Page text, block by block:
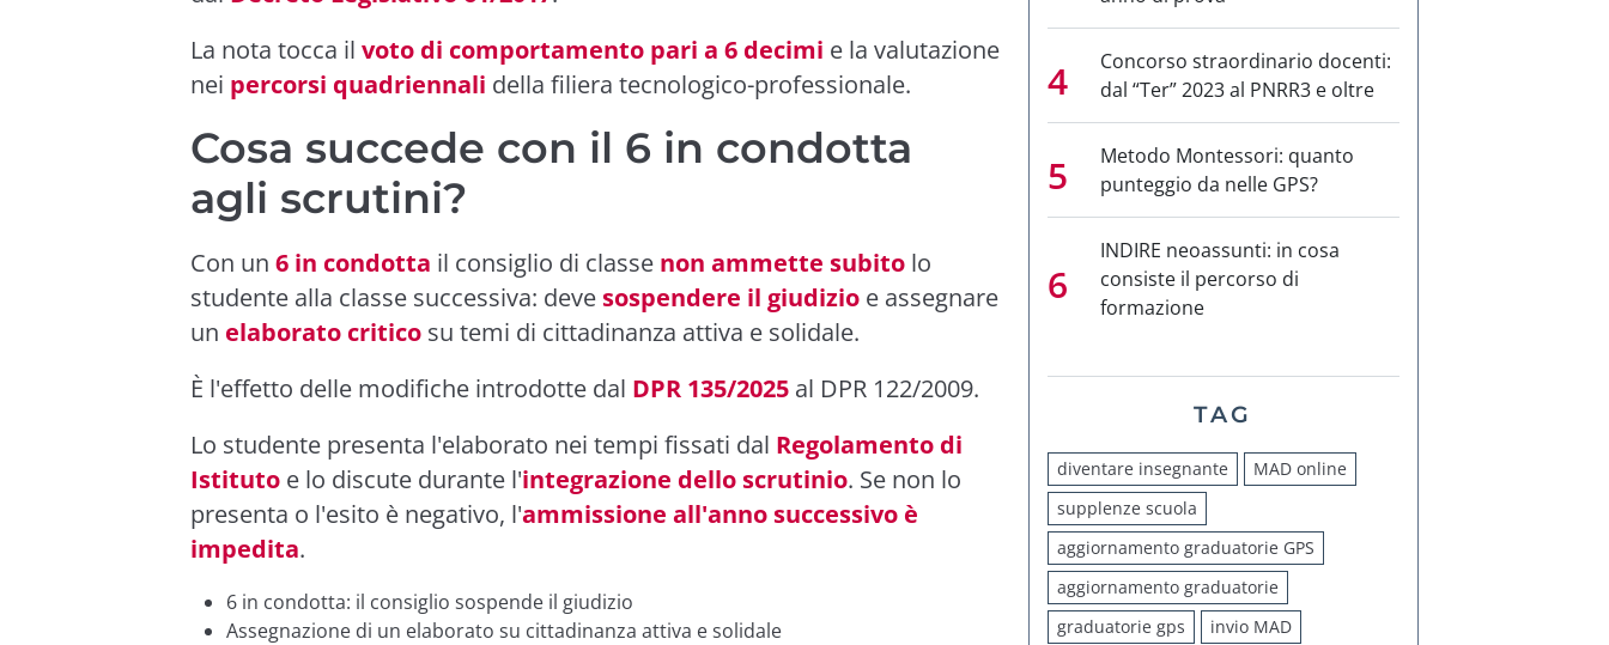
La nota tocca il voto di comportamento pari a 6 decimi e la valutazione
nei percorsi quadriennali della filiera tecnologico-professionale.
Cosa succede con il 6 in condotta
agli scrutini?
Con un 6 in condotta il consiglio di classe non ammette subito lo
studente alla classe successiva: deve sospendere il giudizio e assegnare
un elaborato critico su temi di cittadinanza attiva e solidale.
È l'effetto delle modifiche introdotte dal DPR 135/2025 al DPR 122/2009.
Lo studente presenta l'elaborato nei tempi fissati dal Regolamento di
Istituto e lo discute durante l'integrazione dello scrutinio. Se non lo
presenta o l'esito è negativo, l'ammissione all'anno successivo è
impedita.
6 in condotta: il consiglio sospende il giudizio
Assegnazione di un elaborato su cittadinanza attiva e solidale
Concorso straordinario docenti:
dal “Ter” 2023 al PNRR3 e oltre
Metodo Montessori: quanto
punteggio da nelle GPS?
INDIRE neoassunti: in cosa
consiste il percorso di
formazione
TAG
diventare insegnante
MAD online
supplenze scuola
aggiornamento graduatorie GPS
aggiornamento graduatorie
graduatorie gps
invio MAD